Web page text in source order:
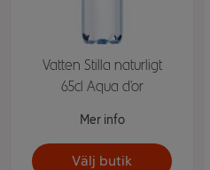
Vatten Stilla naturligt
65cl Aqua d'or
Mer info
Välj butik